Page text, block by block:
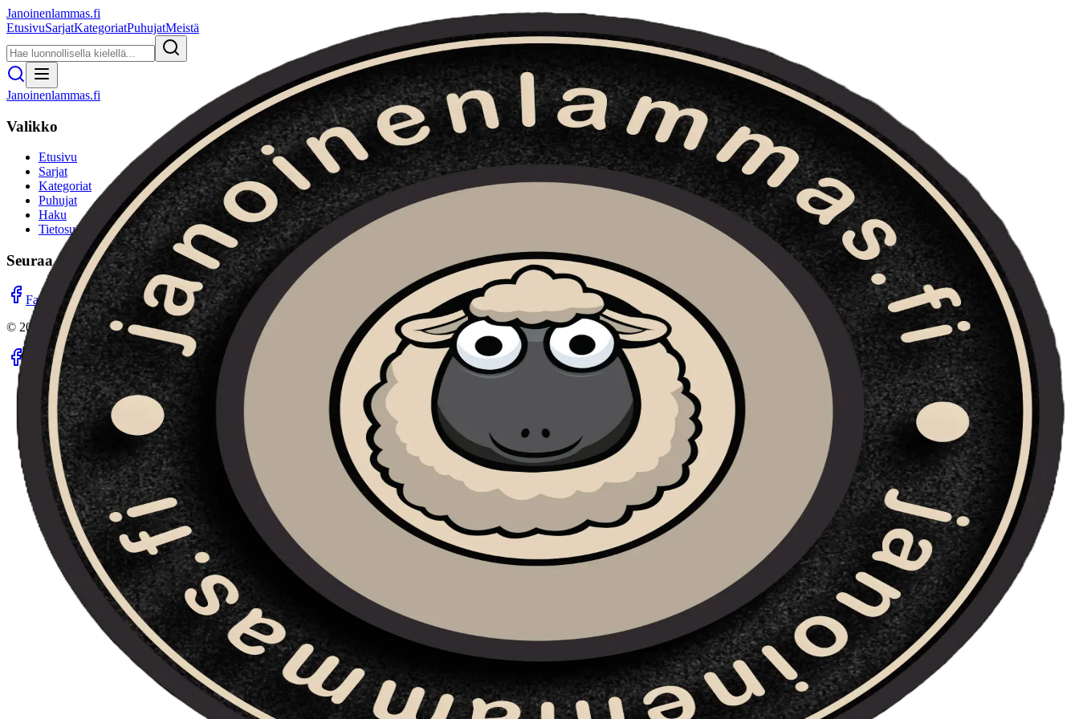
Janoinenlammas.fi
EtusivuSarjatKategoriatPuhujatMeistä
Janoinenlammas.fi
Valikko
Etusivu
Sarjat
Kategoriat
Puhujat
Haku
Tietosuojaseloste
Seuraa meitä
Facebook Instagram
YouTube
© 2026 Janoinenlammas.fi. Kaikki oikeudet pidätetään.